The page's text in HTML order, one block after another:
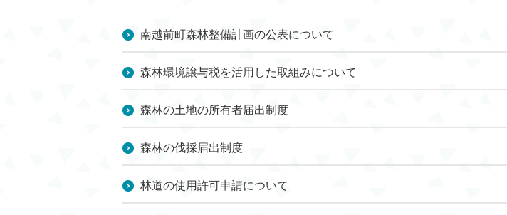
南越前町森林整備計画の公表について
森林環境譲与税を活用した取組みについて
森林の土地の所有者届出制度
森林の伐採届出制度
林道の使用許可申請について